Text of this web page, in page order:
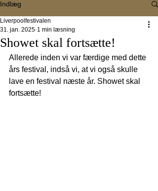
Indlæg
Showet skal fortsætte!
Liverpoolfestivalen
31. jan. 2025 1 min læsning
Allerede inden vi var færdige med dette
års festival, indså vi, at vi også skulle
lave en festival næste år. Showet skal
fortsætte!